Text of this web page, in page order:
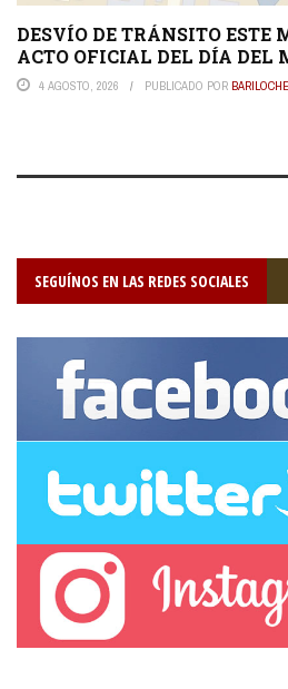
DESVÍO DE TRÁNSITO ESTE
ACTO OFICIAL DEL DÍA DEL
4 AGOSTO, 2026 PUBLICADO POR
SEGUÍNOS EN LAS REDES SOCIALES